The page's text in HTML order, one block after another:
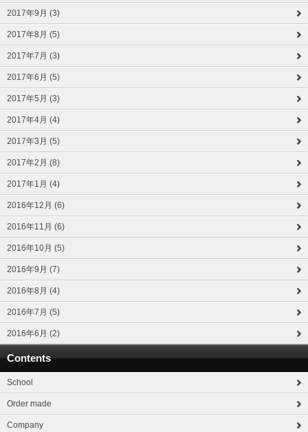
2017年9月 (3)
2017年8月 (5)
2017年7月 (3)
2017年6月 (5)
2017年5月 (3)
2017年4月 (4)
2017年3月 (5)
2017年2月 (8)
2017年1月 (4)
2016年12月 (6)
2016年11月 (6)
2016年10月 (5)
2016年9月 (7)
2016年8月 (4)
2016年7月 (5)
2016年6月 (2)
Contents
School
Order made
Company